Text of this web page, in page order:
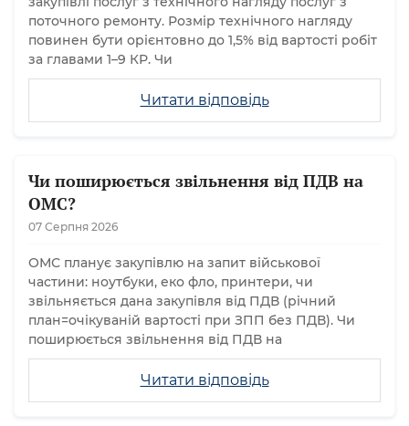
Читати відповідь
поточного ремонту. Розмір технічного нагляду
повинен бути орієнтовно до 1,5% від вартості робіт
за главами 1–9 КР. Чи
Чи поширюється звільнення від ПДВ на
ОМС?
07 Серпня 2026
Читати відповідь
ОМС планує закупівлю на запит військової
частини: ноутбуки, еко фло, принтери, чи
звільняється дана закупівля від ПДВ (річний
план=очікуваній вартості при ЗПП без ПДВ). Чи
поширюється звільнення від ПДВ на